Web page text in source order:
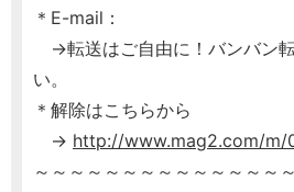
＊E-mail：
→転送はご自由に！バンバン
い。
＊解除はこちらから
→ http://www.mag2.com/m/
～～～～～～～～～～～～～～